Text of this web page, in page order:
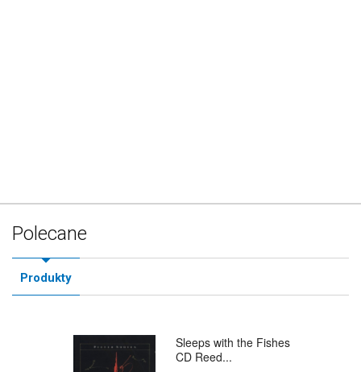
Polecane
Produkty
Sleeps with the Fishes
CD Reed...